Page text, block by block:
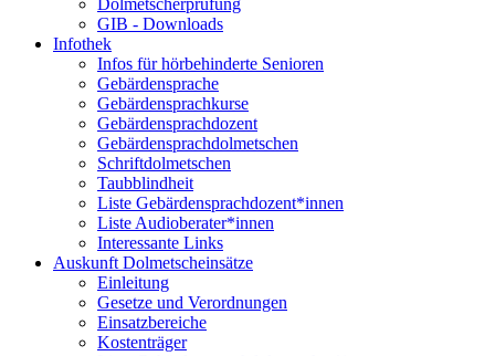
Dolmetscherprüfung
GIB - Downloads
Infothek
Infos für hörbehinderte Senioren
Gebärdensprache
Gebärdensprachkurse
Gebärdensprachdozent
Gebärdensprachdolmetschen
Schriftdolmetschen
Taubblindheit
Liste Gebärdensprachdozent*innen
Liste Audioberater*innen
Interessante Links
Auskunft Dolmetscheinsätze
Einleitung
Gesetze und Verordnungen
Einsatzbereiche
Kostenträger